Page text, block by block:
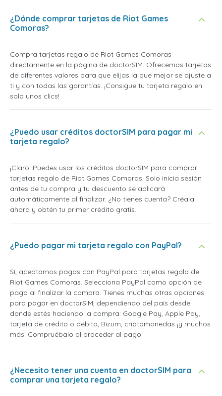
¿Dónde comprar tarjetas de Riot Games
Comoras?
Compra tarjetas regalo de Riot Games Comoras
directamente en la página de doctorSIM. Ofrecemos tarjetas
de diferentes valores para que elijas la que mejor se ajuste a
ti y con todas las garantías. ¡Consigue tu tarjeta regalo en
solo unos clics!
¿Puedo usar créditos doctorSIM para pagar mi
tarjeta regalo?
¡Claro! Puedes usar los créditos doctorSIM para comprar
tarjetas regalo de Riot Games Comoras. Solo inicia sesión
antes de tu compra y tu descuento se aplicará
automáticamente al finalizar. ¿No tienes cuenta? Créala
ahora y obtén tu primer crédito gratis.
¿Puedo pagar mi tarjeta regalo con PayPal?
Sí, aceptamos pagos con PayPal para tarjetas regalo de
Riot Games Comoras. Selecciona PayPal como opción de
pago al finalizar la compra. Tienes muchas otras opciones
para pagar en doctorSIM, dependiendo del país desde
donde estés haciendo la compra: Google Pay, Apple Pay,
tarjeta de crédito o débito, Bizum, criptomonedas ¡y muchos
más! Compruébalo al proceder al pago.
¿Necesito tener una cuenta en doctorSIM para
comprar una tarjeta regalo?